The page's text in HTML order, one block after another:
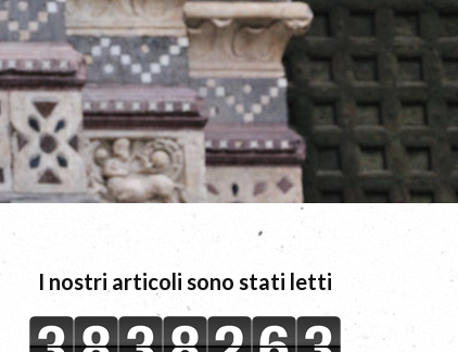
I nostri articoli sono stati letti